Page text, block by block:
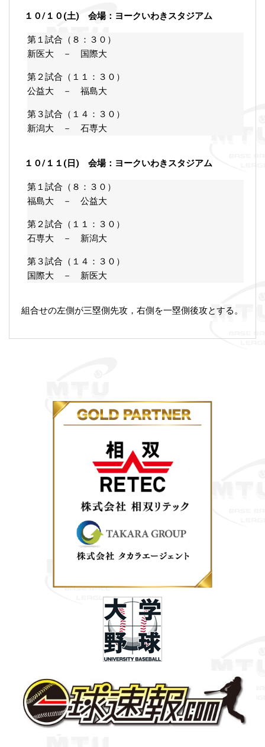
１０/１０(土) 会場：ヨークいわきスタジアム
第１試合（８：３０）
新医大 － 国際大
第２試合（１１：３０）
公益大 － 福島大
第３試合（１４：３０）
新潟大 － 石専大
１０/１１(日) 会場：ヨークいわきスタジアム
第１試合（８：３０）
福島大 － 公益大
第２試合（１１：３０）
石専大 － 新潟大
第３試合（１４：３０）
国際大 － 新医大
組合せの左側が三塁側先攻，右側を一塁側後攻とする。